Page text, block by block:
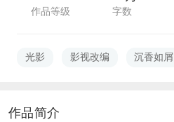
作品等级 字数
光影 影视改编 沉香如屑
作品简介